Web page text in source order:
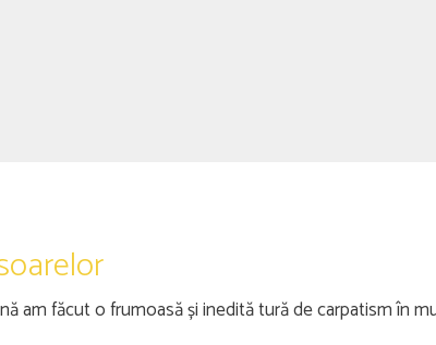
am făcut o frumoasă și inedită tură de carpatism în